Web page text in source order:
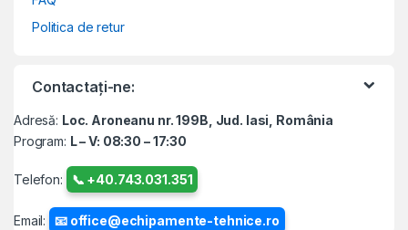
Politica de retur
Contactați-ne:
Adresă: Loc. Aroneanu nr. 199B, Jud. Iasi, România
Program: L – V: 08:30 – 17:30
Telefon: 📞 +40.743.031.351
Email: 📧 office@echipamente-tehnice.ro